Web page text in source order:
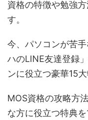
資格の特徴や勉強
す。
今、パソコンが苦
ハのLINE友達登録
ンに役立つ豪華15
MOS資格の攻略方
な方に役立つ特典を